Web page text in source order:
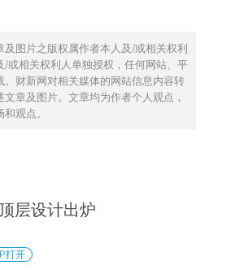
及图片之版权属作者本人及/或相关权利
/或相关权利人单独授权，任何网站、平
。财新网对相关媒体的网站信息内容转
章及图片。文章均为作者个人观点，
观点。
层设计出炉
打开